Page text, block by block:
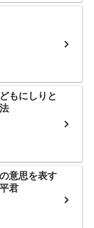
もにしりと
意思を表す
君